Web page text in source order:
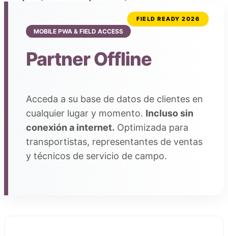
FIELD READY 2026
MOBILE PWA & FIELD ACCESS
Partner Offline
Acceda a su base de datos de clientes en
cualquier lugar y momento. Incluso sin
conexión a internet. Optimizada para
transportistas, representantes de ventas
y técnicos de servicio de campo.